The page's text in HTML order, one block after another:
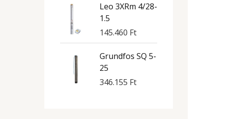
Leo 3XRm 4/28-
1.5
145.460 Ft
Grundfos SQ 5-
25
346.155 Ft